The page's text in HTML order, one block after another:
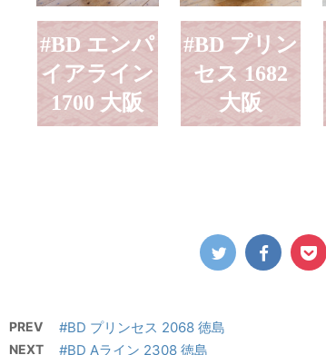
#BD エンパ
イアライン
1700 大阪
#BD プリン
セス 1682
大阪
PREV #BD プリンセス 2068 徳島
NEXT #BD Aライン 2308 徳島